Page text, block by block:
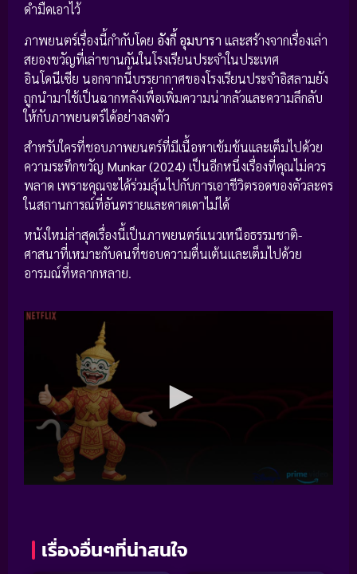
ดำมืดเอาไว้
ภาพยนตร์เรื่องนี้กำกับโดย อังกี้ อุมบารา และสร้างจากเรื่องเล่า
สยองขวัญที่เล่าขานกันในโรงเรียนประจำในประเทศ
อินโดนีเซีย นอกจากนี้บรรยากาศของโรงเรียนประจำอิสลามยัง
ถูกนำมาใช้เป็นฉากหลังเพื่อเพิ่มความน่ากลัวและความลึกลับ
ให้กับภาพยนตร์ได้อย่างลงตัว
สำหรับใครที่ชอบภาพยนตร์ที่มีเนื้อหาเข้มข้นและเต็มไปด้วย
ความระทึกขวัญ Munkar (2024) เป็นอีกหนึ่งเรื่องที่คุณไม่ควร
พลาด เพราะคุณจะได้ร่วมลุ้นไปกับการเอาชีวิตรอดของตัวละคร
ในสถานการณ์ที่อันตรายและคาดเดาไม่ได้
หนังใหม่ล่าสุดเรื่องนี้เป็นภาพยนตร์แนวเหนือธรรมชาติ-
ศาสนาที่เหมาะกับคนที่ชอบความตื่นเต้นและเต็มไปด้วย
อารมณ์ที่หลากหลาย.
เรื่องอื่นๆที่น่าสนใจ